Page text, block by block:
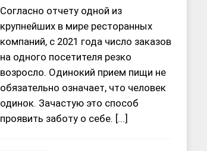
Согласно отчету одной из
крупнейших в мире ресторанных
компаний, с 2021 года число заказов
на одного посетителя резко
возросло. Одинокий прием пищи не
обязательно означает, что человек
одинок. Зачастую это способ
проявить заботу о себе. [...]